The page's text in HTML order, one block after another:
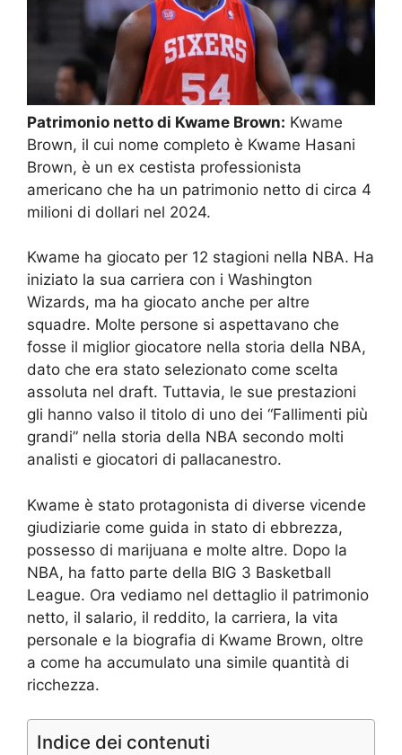
Patrimonio netto di Kwame Brown: Kwame
Brown, il cui nome completo è Kwame Hasani
Brown, è un ex cestista professionista
americano che ha un patrimonio netto di circa 4
milioni di dollari nel 2024.
Kwame ha giocato per 12 stagioni nella NBA. Ha
iniziato la sua carriera con i Washington
Wizards, ma ha giocato anche per altre
squadre. Molte persone si aspettavano che
fosse il miglior giocatore nella storia della NBA,
dato che era stato selezionato come scelta
assoluta nel draft. Tuttavia, le sue prestazioni
gli hanno valso il titolo di uno dei “Fallimenti più
grandi” nella storia della NBA secondo molti
analisti e giocatori di pallacanestro.
Kwame è stato protagonista di diverse vicende
giudiziarie come guida in stato di ebbrezza,
possesso di marijuana e molte altre. Dopo la
NBA, ha fatto parte della BIG 3 Basketball
League. Ora vediamo nel dettaglio il patrimonio
netto, il salario, il reddito, la carriera, la vita
personale e la biografia di Kwame Brown, oltre
a come ha accumulato una simile quantità di
ricchezza.
Indice dei contenuti